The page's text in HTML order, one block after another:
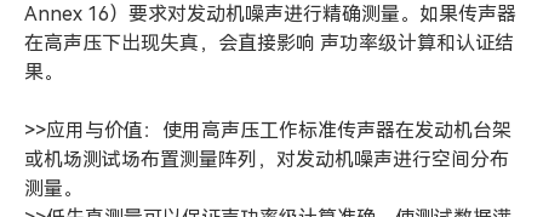
Annex 16）要求对发动机噪声进行精确测量。如果传声器
在高声压下出现失真，会直接影响 声功率级计算和认证结
果。
>>应用与价值：使用高声压工作标准传声器在发动机台架
或机场测试场布置测量阵列，对发动机噪声进行空间分布
测量。